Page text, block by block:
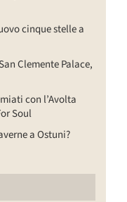
cinque stelle a
Clemente Palace,
con l’Avolta
Soul
a Ostuni?